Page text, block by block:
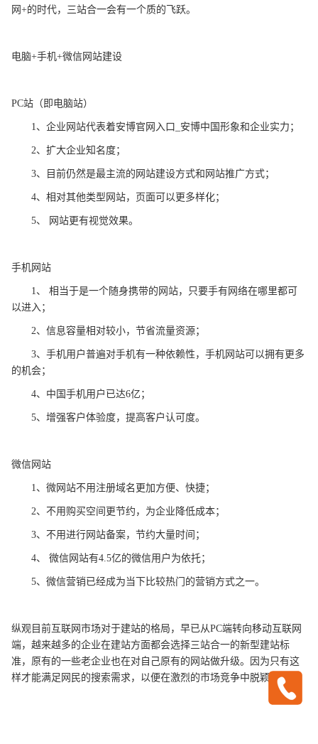
网+的时代，三站合一会有一个质的飞跃。
电脑+手机+微信网站建设
PC站（即电脑站）
1、企业网站代表着安博官网入口_安博中国形象和企业实力；
2、扩大企业知名度；
3、目前仍然是最主流的网站建设方式和网站推广方式；
4、相对其他类型网站，页面可以更多样化；
5、 网站更有视觉效果。
手机网站
1、 相当于是一个随身携带的网站，只要手有网络在哪里都可
以进入；
2、信息容量相对较小，节省流量资源；
3、手机用户普遍对手机有一种依赖性，手机网站可以拥有更多
的机会；
4、中国手机用户已达6亿；
5、增强客户体验度，提高客户认可度。
微信网站
1、微网站不用注册域名更加方便、快捷；
2、不用购买空间更节约，为企业降低成本；
3、不用进行网站备案，节约大量时间；
4、 微信网站有4.5亿的微信用户为依托；
5、微信营销已经成为当下比较热门的营销方式之一。
纵观目前互联网市场对于建站的格局，早已从PC端转向移动互联网
端，越来越多的企业在建站方面都会选择三站合一的新型建站标
准，原有的一些老企业也在对自己原有的网站做升级。因为只有这
样才能满足网民的搜索需求，以便在激烈的市场竞争中脱颖而出。